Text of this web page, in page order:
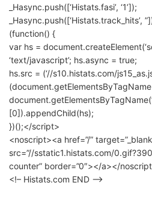
_Hasync.push([‘Histats.fasi’, ‘1’]);
_Hasync.push([‘Histats.track_hits’,
(function() {
var hs =
‘text/javascript’; hs.async = true;
hs.src = (‘//s10.histats.com/
[0]).appendChild(hs);
})();</script>
<noscript><a href=”/”
src=”//sstatic1.histats.com/
counter” border=”0″></a></
<!– Histats.com END –>